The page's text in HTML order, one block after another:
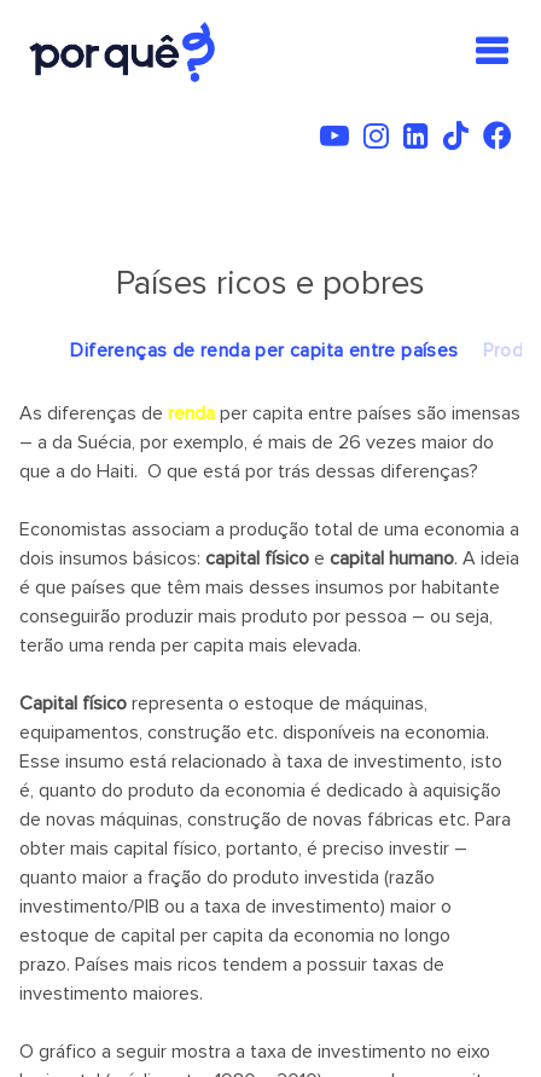
Países ricos e pobres
Diferenças de renda per capita entre países
As diferenças de renda per capita entre países são imensas
– a da Suécia, por exemplo, é mais de 26 vezes maior do
que a do Haiti. O que está por trás dessas diferenças?
Economistas associam a produção total de uma economia a
dois insumos básicos:capital físico ecapital humano. A ideia
é que países que têm mais desses insumos por habitante
conseguirão produzir mais produto por pessoa – ou seja,
terão uma renda per capita mais elevada.
Capital físicorepresenta o estoque de máquinas,
equipamentos, construção etc. disponíveis na economia.
Esse insumo está relacionado à taxa de investimento, isto
é, quanto do produto da economia é dedicado à aquisição
de novas máquinas, construção de novas fábricas etc. Para
obter mais capital físico, portanto, é preciso investir –
quanto maior a fração do produto investida (razão
investimento/PIB ou a taxa de investimento) maior o
estoque de capital per capita da economia no longo
prazo. Países mais ricos tendem a possuir taxas de
investimento maiores.
O gráfico a seguir mostra a taxa de investimento no eixo